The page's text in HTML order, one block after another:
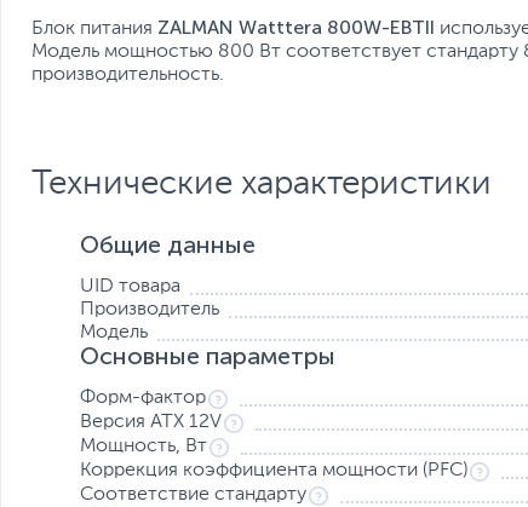
Блок питания ZALMAN Watttera 800W-EBTII
Модель мощностью 800 Вт соответствует
производительность.
Технические характеристики
Общие данные
UID товара
Производитель
Модель
Основные параметры
Форм-фактор
Версия ATX 12V
Мощность, Вт
Коррекция коэффициента мощности (PFC)
Соответствие стандарту